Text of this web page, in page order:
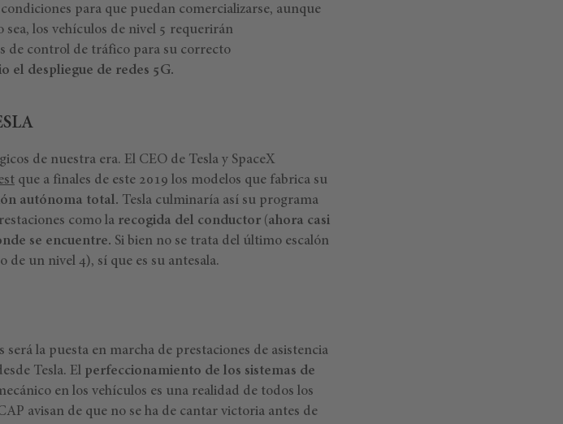
para que puedan comercializarse, aunque
sea, los vehículos de nivel 5 requerirán
de control de tráfico para su correcto
el despliegue de redes 5G.
de nuestra era. El CEO de Tesla y SpaceX
que a finales de este 2019 los modelos que fabrica su
autónoma total. Tesla culminaría así su programa
como la recogida del conductor (ahora casi
se encuentre. Si bien no se trata del último escalón
un nivel 4), sí que es su antesala.
la puesta en marcha de prestaciones de asistencia
Tesla. El perfeccionamiento de los sistemas de
en los vehículos es una realidad de todos los
avisan de que no se ha de cantar victoria antes de